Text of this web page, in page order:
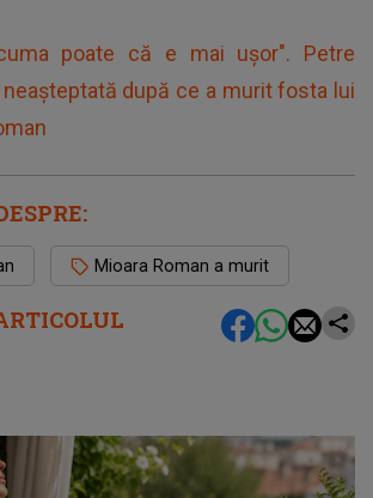
poate că e mai ușor". Petre
neașteptată după ce a murit fosta lui
Mioara Roman a murit